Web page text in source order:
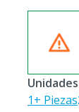
1+ Piezas